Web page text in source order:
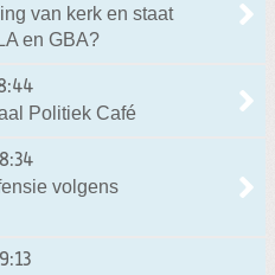
van kerk en staat
en GBA?
Politiek Café
volgens